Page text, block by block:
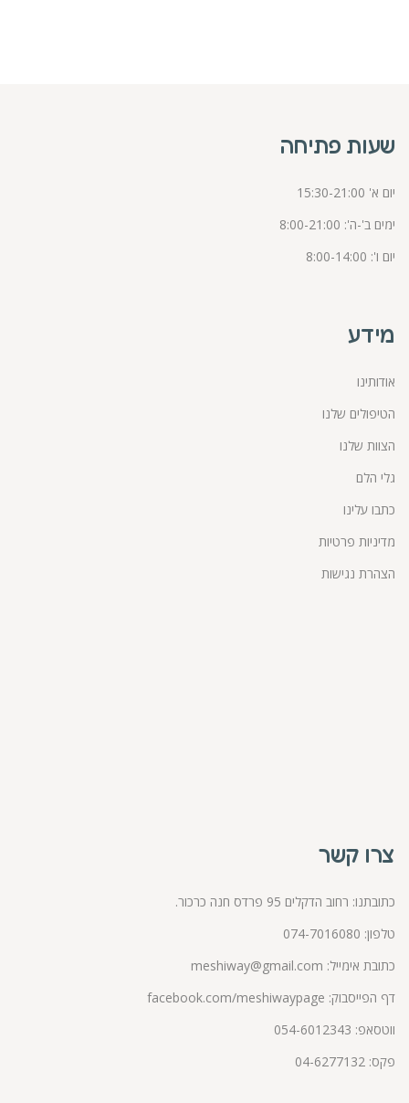
שעות פתיחה
יום א' 15:30-21:00
ימים ב'-ה': 8:00-21:00
יום ו': 8:00-14:00
מידע
אודותינו
הטיפולים שלנו
הצוות שלנו
גלי הלם
כתבו עלינו
מדיניות פרטיות
הצהרת נגישות
צרו קשר
כתובתנו: רחוב הדקלים 95 פרדס חנה כרכור.
טלפון: 074-7016080
כתובת אימייל: meshiway@gmail.com
דף הפייסבוק: facebook.com/meshiwaypage
ווטסאפ: 054-6012343
פקס: 04-6277132